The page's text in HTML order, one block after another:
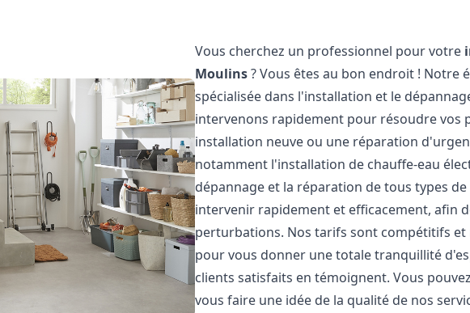
Vous cherchez un professionnel pour votre
Moulins? Vous êtes au bon endroit ! Notre
spécialisée dans l'installation et le
intervenons rapidement pour résoudre vos
installation neuve ou une réparation
notamment l'installation de chauffe-eau
dépannage et la réparation de tous types
intervenir rapidement et efficacement, afin
perturbations. Nos tarifs sont compétitifs
pour vous donner une totale tranquillité
clients satisfaits en témoignent. Vous
vous faire une idée de la qualité de nos